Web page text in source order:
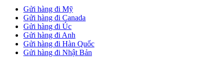
Gửi hàng đi Mỹ
Gửi hàng đi Canada
Gửi hàng đi Úc
Gửi hàng đi Anh
Gửi hàng đi Hàn Quốc
Gửi hàng đi Nhật Bản